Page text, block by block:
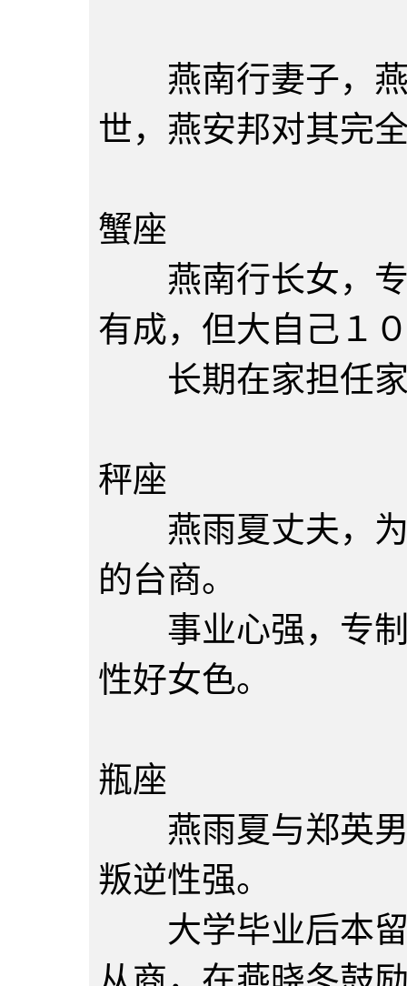
燕南行妻子，燕
世，燕安邦对其完
蟹座
燕南行长女，专
有成，但大自己１
长期在家担任家
秤座
燕雨夏丈夫，为
的台商。
事业心强，专制
性好女色。
瓶座
燕雨夏与郑英男
叛逆性强。
大学毕业后本留